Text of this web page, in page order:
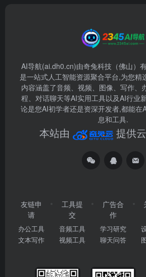
AI导航(ai.dh0.cn)由奇兔科技（佛山）
是一站式人工智能资源聚合平台,为您精
内容涵盖了音频、视频、图像、写作、
程、对话聊天等AI实用工具以及AI行业
论是您AI初学者还是资深开发者,都能在
息和工具.
本站由 提供
友链申
请
办公工具
文本写作
工具提
交
音频工具
视频工具
广告合
作
学习研究
聊天问答